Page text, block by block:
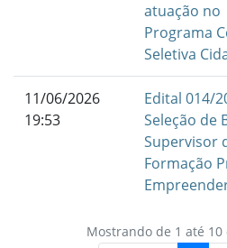
atuação no
Programa
Seletiva
11/06/2026
19:53
Edital 014/
Seleção de
Supervisor
Formação
Mostrando de 1 até 10